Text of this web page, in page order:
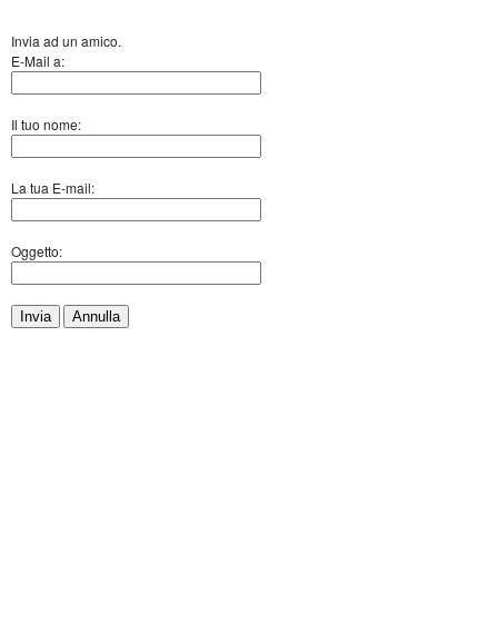
Invia ad un amico.
E-Mail a:
Il tuo nome:
La tua E-mail:
Oggetto:
Invia Annulla